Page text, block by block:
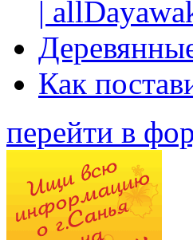
|
Как
перейти в